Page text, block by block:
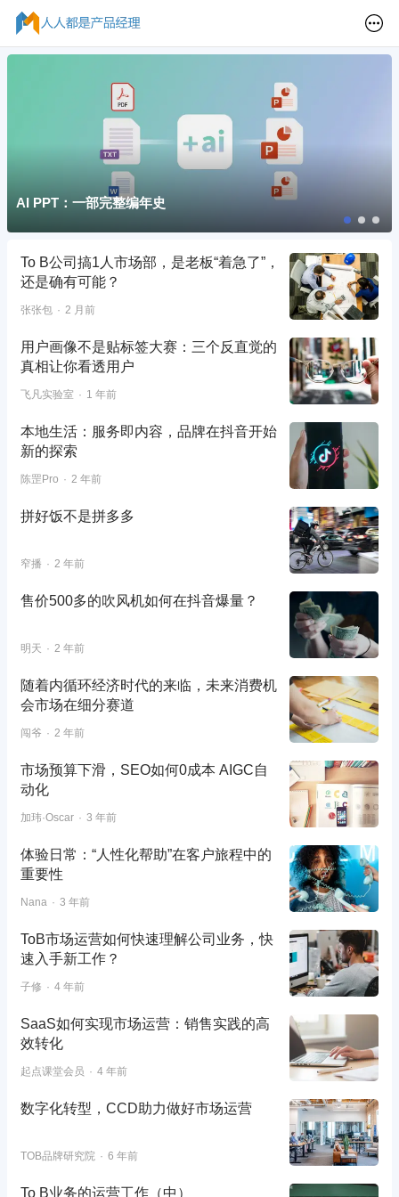
AI PPT：一部完整编年史
To B公司搞1人市场部，是老板“着急了”，
还是确有可能？
张张包 2 月前
用户画像不是贴标签大赛：三个反直觉的
真相让你看透用户
飞凡实验室 1 年前
本地生活：服务即内容，品牌在抖音开始
新的探索
陈罡Pro 2 年前
拼好饭不是拼多多
窄播 2 年前
售价500多的吹风机如何在抖音爆量？
明天 2 年前
随着内循环经济时代的来临，未来消费机
会市场在细分赛道
闯爷 2 年前
市场预算下滑，SEO如何0成本 AIGC自
动化
加玮·Oscar 3 年前
体验日常：“人性化帮助”在客户旅程中的
重要性
Nana 3 年前
ToB市场运营如何快速理解公司业务，快
速入手新工作？
子修 4 年前
SaaS如何实现市场运营：销售实践的高
效转化
起点课堂会员 4 年前
数字化转型，CCD助力做好市场运营
TOB品牌研究院 6 年前
To B业务的运营工作（中）